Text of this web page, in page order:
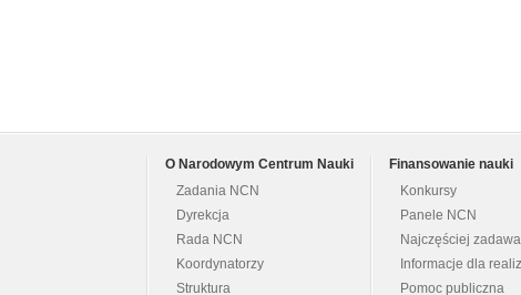
O Narodowym Centrum Nauki
Zadania NCN
Dyrekcja
Rada NCN
Koordynatorzy
Struktura
Finansowanie nauki
Konkursy
Panele NCN
Najczęściej
Informacje dla
Pomoc publiczna